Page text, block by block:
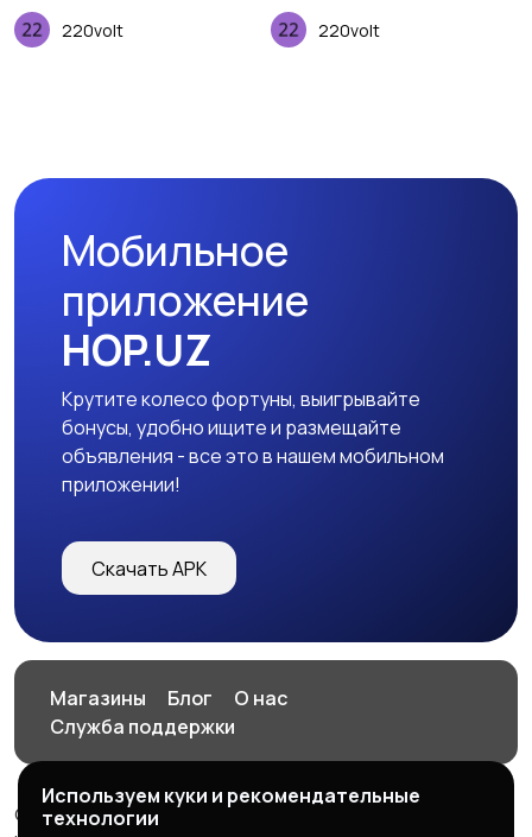
220volt 220volt
Мобильное
приложение
HOP.UZ
Крутите колесо фортуны, выигрывайте
бонусы, удобно ищите и размещайте
объявления - все это в нашем мобильном
приложении!
Скачать APK
Магазины Блог
О нас
Служба поддержки
© 2026 HOP.UZ
Используем куки и рекомендательные
технологии